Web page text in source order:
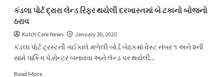
કંડલા પોર્ટ દ્રારા લેન્ડ રિફર થયેલી દરખાસ્તમાં બે ટકાનો બોજનો
ઠરાવ
Kutch Care News
January 30, 2020
કંડલા પોર્ટ ટ્રસ્ટની ગઈકાલે મળેલી બોર્ડ બેઠકમાં વેસ્ટ નંબર ૧ અને ૨ની
સામે પાકિગ પે.સેન્ટર બનાવવા અને લેન્ડ પર થયેલી...
Read MoreRead